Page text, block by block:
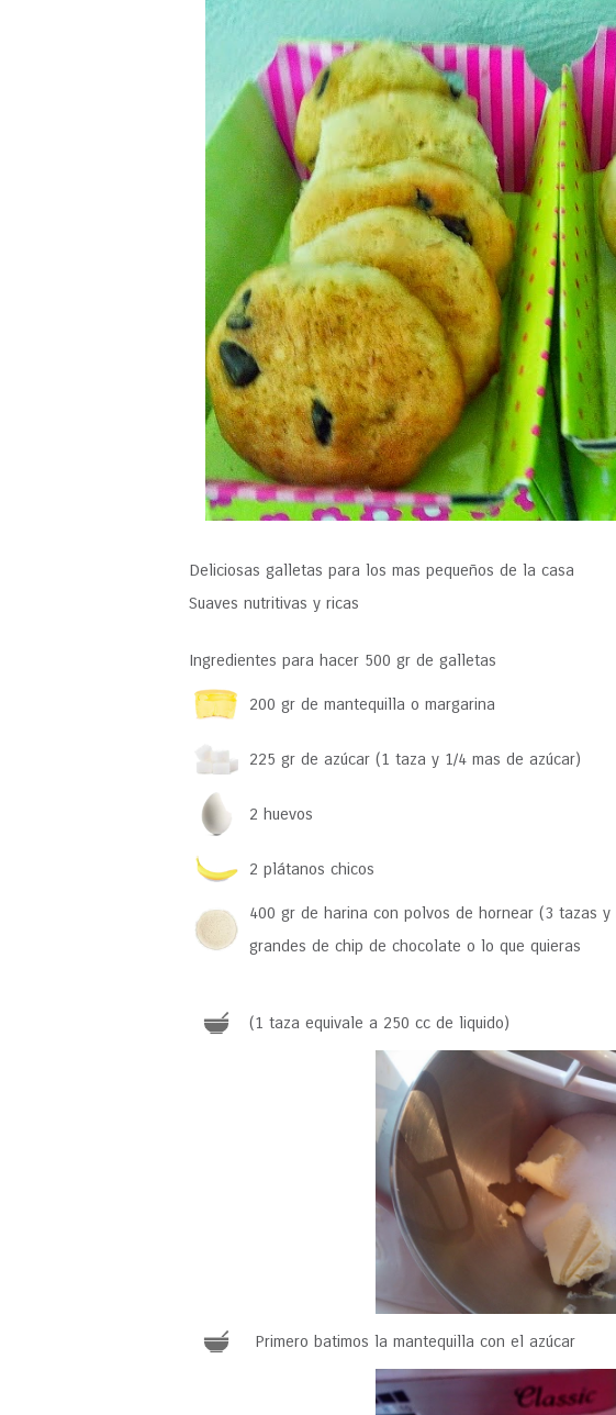
Deliciosas galletas para los mas pequeños de la casa
Suaves nutritivas y ricas
Ingredientes para hacer 500 gr de galletas
200 gr de mantequilla o margarina
225 gr de azúcar (1 taza y 1/4 mas de azúcar)
2 huevos
2 plátanos chicos
400 gr de harina con polvos de hornear (3 tazas
grandes de chip de chocolate o lo que quieras
(1 taza equivale a 250 cc de liquido)
Primero batimos la mantequilla con el azúcar